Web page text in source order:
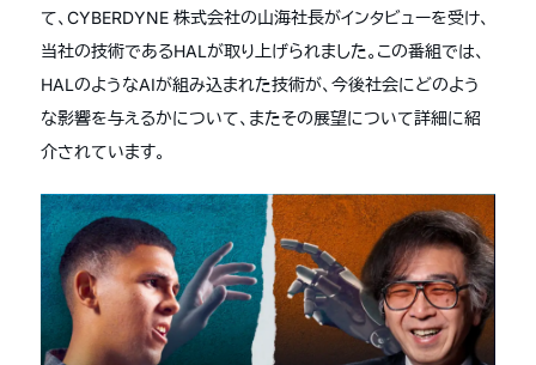
て、CYBERDYNE 株式会社の山海社長がインタビューを受け、
当社の技術であるHALが取り上げられました。この番組では、
HALのようなAIが組み込まれた技術が、今後社会にどのよう
な影響を与えるかについて、またその展望について詳細に紹
介されています。